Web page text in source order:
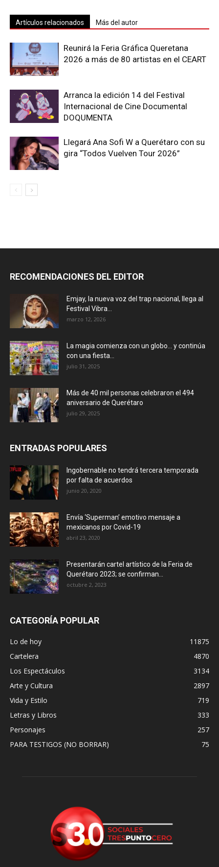
Artículos relacionados Más del autor
Reunirá la Feria Gráfica Queretana
2026 a más de 80 artistas en el CEART
Arranca la edición 14 del Festival
Internacional de Cine Documental
DOQUMENTA
Llegará Ana Sofi W a Querétaro con su
gira “Todos Vuelven Tour 2026”
RECOMENDACIONES DEL EDITOR
Emjay, la nueva voz del trap nacional, llega al
Festival Vibra...
marzo 12, 2026
La magia comienza con un globo… y continúa
con una fiesta...
julio 31, 2025
Más de 40 mil personas celebraron el 494
aniversario de Querétaro
julio 29, 2025
ENTRADAS POPULARES
Ingobernable no tendrá tercera temporada
por falta de acuerdos
junio 20, 2020
Envía ‘Superman’ emotivo mensaje a
mexicanos por Covid-19
abril 23, 2020
Presentarán cartel artístico de la Feria de
Querétaro 2023; se confirman...
octubre 2, 2023
CATEGORÍA POPULAR
Lo de hoy
11875
Cartelera
4870
Los Espectáculos
3134
Arte y Cultura
2897
Vida y Estilo
719
Letras y Libros
333
Personajes
257
PARA TESTIGOS (NO BORRAR)
75